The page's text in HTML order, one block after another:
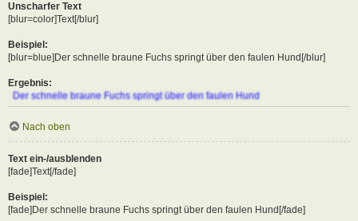
Unscharfer Text
[blur=color]Text[/blur]
Beispiel:
[blur=blue]Der schnelle braune Fuchs springt über den faulen Hund[/blur]
Ergebnis:
Der schnelle braune Fuchs springt über den faulen Hund
Nach oben
Text ein-/ausblenden
[fade]Text[/fade]
Beispiel:
[fade]Der schnelle braune Fuchs springt über den faulen Hund[/fade]